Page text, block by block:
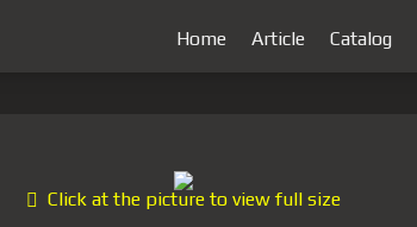
Home Article Catalog
Click at the picture to view full size